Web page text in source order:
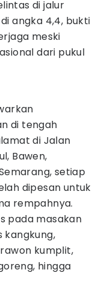
di jalur
angka 4,4, bukti
meski
dari pukul
di tengah
di Jalan
Bawen,
setiap
dipesan untuk
rempahnya.
pada masakan
kangkung,
kumplit,
hingga